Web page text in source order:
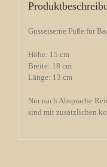
Gusseiserne Füße für
Höhe: 15 cm
Breite: 18 cm
Länge: 13 cm
Nur nach Absprache
sind mit zusätzlichen